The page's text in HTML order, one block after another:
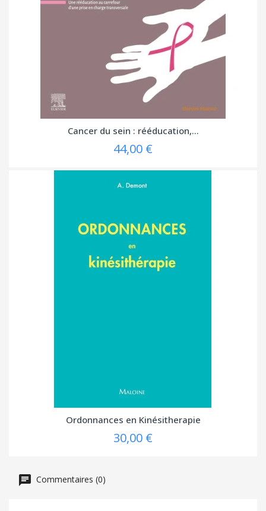
Cancer du sein : rééducation,...
44,00 €
Ordonnances en Kinésitherapie
30,00 €
Commentaires (0)